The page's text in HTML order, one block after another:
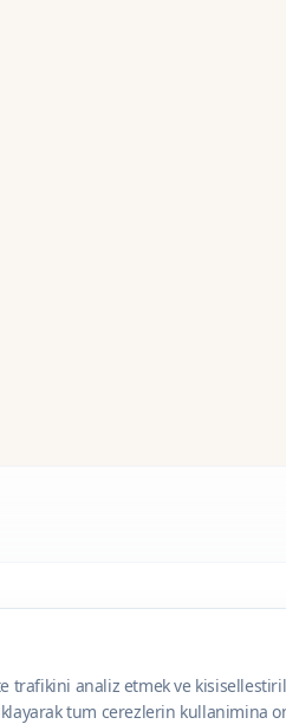
trafikini analiz etmek ve
tum cerezlerin kullanimina